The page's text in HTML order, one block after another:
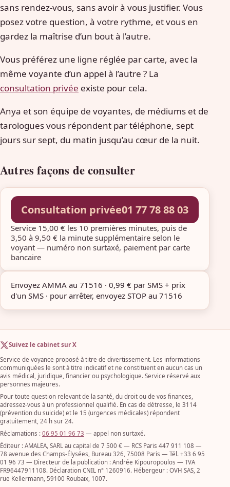
sans rendez-vous, sans avoir à vous justifier. Vous
posez votre question, à votre rythme, et vous en
gardez la maîtrise d’un bout à l’autre.
Vous préférez une ligne réglée par carte, avec la
même voyante d’un appel à l’autre ? La
consultation privée existe pour cela.
Anya et son équipe de voyantes, de médiums et de
tarologues vous répondent par téléphone, sept
jours sur sept, du matin jusqu’au cœur de la nuit.
Autres façons de consulter
Consultation privée01 77 78 88 03
Service 15,00 € les 10 premières minutes, puis de
3,50 à 9,50 € la minute supplémentaire selon le
voyant — numéro non surtaxé, paiement par carte
bancaire
Envoyez AMMA au 71516 · 0,99 € par SMS + prix
d'un SMS · pour arrêter, envoyez STOP au 71516
Suivez le cabinet sur X
Service de voyance proposé à titre de divertissement. Les informations
communiquées le sont à titre indicatif et ne constituent en aucun cas un
avis médical, juridique, financier ou psychologique. Service réservé aux
personnes majeures.
Pour toute question relevant de la santé, du droit ou de vos finances,
adressez-vous à un professionnel qualifié. En cas de détresse, le 3114
(prévention du suicide) et le 15 (urgences médicales) répondent
gratuitement, 24 h sur 24.
Réclamations : 06 95 01 96 73 — appel non surtaxé.
Éditeur : AMALEA, SARL au capital de 7 500 € — RCS Paris 447 911 108 —
78 avenue des Champs-Élysées, Bureau 326, 75008 Paris — Tél. +33 6 95
01 96 73 — Directeur de la publication : Andrée Kipouropoulos — TVA
FR96447911108. Déclaration CNIL n° 1260916. Hébergeur : OVH SAS, 2
rue Kellermann, 59100 Roubaix, 1007.